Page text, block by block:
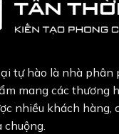
tự hào là nhà phân
mang các thương
nhiều khách hàng,
chuộng.